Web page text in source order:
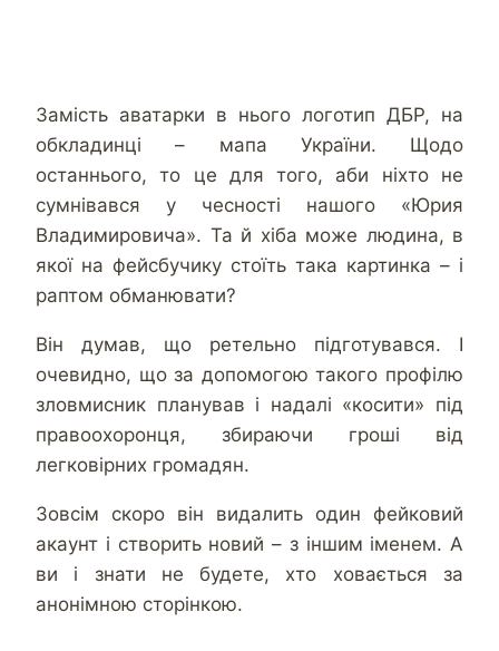
Замість аватарки в нього логотип ДБР, на
обкладинці – мапа України. Щодо
останнього, то це для того, аби ніхто не
сумнівався у чесності нашого «Юрия
Владимировича». Та й хіба може людина, в
якої на фейсбучику стоїть така картинка – і
раптом обманювати?
Він думав, що ретельно підготувався. І
очевидно, що за допомогою такого профілю
зловмисник планував і надалі «косити» під
правоохоронця, збираючи гроші від
легковірних громадян.
Зовсім скоро він видалить один фейковий
акаунт і створить новий – з іншим іменем. А
ви і знати не будете, хто ховається за
анонімною сторінкою.